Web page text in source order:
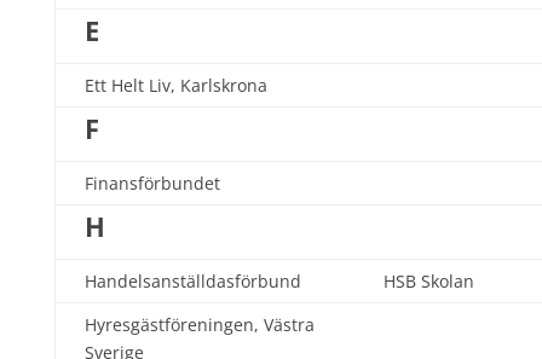
E
Ett Helt Liv, Karlskrona
F
Finansförbundet
H
Handelsanställdasförbund
HSB Skolan
Hyresgästföreningen, Västra
Sverige